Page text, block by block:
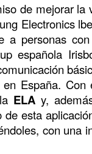
de mejorar
Electronics
a personas
española
España. Con
ELA y,
esta
con una